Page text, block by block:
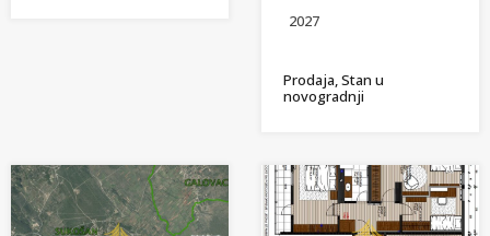
2027
Prodaja, Stan u
novogradnji